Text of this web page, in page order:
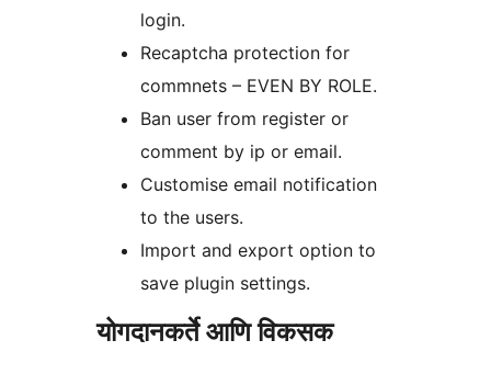
login.
Recaptcha protection for
commnets – EVEN BY ROLE.
Ban user from register or
comment by ip or email.
Customise email notification
to the users.
Import and export option to
save plugin settings.
योगदानकर्ते आणि विकसक